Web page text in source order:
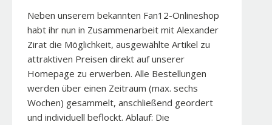
Neben unserem bekannten Fan12-Onlineshop
habt ihr nun in Zusammenarbeit mit Alexander
Zirat die Möglichkeit, ausgewählte Artikel zu
attraktiven Preisen direkt auf unserer
Homepage zu erwerben. Alle Bestellungen
werden über einen Zeitraum (max. sechs
Wochen) gesammelt, anschließend geordert
und individuell beflockt. Ablauf: Die